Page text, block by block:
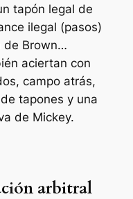
tapón legal de
ilegal (pasos)
de Brown…
aciertan con
campo atrás,
tapones y una
de Mickey.
arbitral